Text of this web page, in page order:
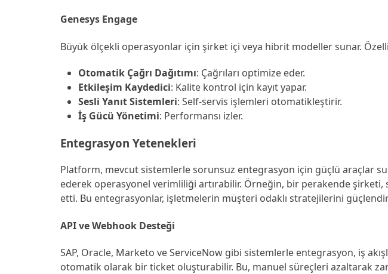
Genesys Engage
Büyük ölçekli operasyonlar için şirket içi veya hibrit modeller sunar.
Otomatik Çağrı Dağıtımı: Çağrıları optimize eder.
Etkileşim Kaydedici: Kalite kontrol için kayıt yapar.
Sesli Yanıt Sistemleri: Self-servis işlemleri otomatikleştirir.
İş Gücü Yönetimi: Performansı izler.
Entegrasyon Yetenekleri
Platform, mevcut sistemlerle sorunsuz entegrasyon için güçlü araçlar
ederek operasyonel verimliliği artırabilir. Örneğin, bir perakende
etti. Bu entegrasyonlar, işletmelerin müşteri odaklı stratejilerini
API ve Webhook Desteği
SAP, Oracle, Marketo ve ServiceNow gibi sistemlerle entegrasyon, iş
otomatik olarak bir ticket oluşturabilir. Bu, manuel süreçleri azaltarak